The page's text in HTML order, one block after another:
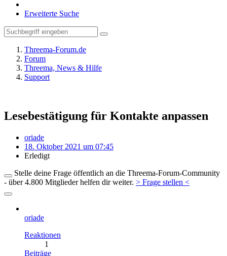
Erweiterte Suche
Threema-Forum.de
Forum
Threema, News & Hilfe
Support
Lesebestätigung für Kontakte anpassen
oriade
18. Oktober 2021 um 07:45
Erledigt
Stelle deine Frage öffentlich an die Threema-Forum-Community
- über 4.800 Mitglieder helfen dir weiter. > Frage stellen <
oriade
Reaktionen
1
Beiträge